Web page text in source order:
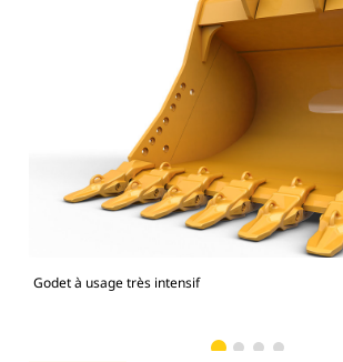
Godet à usage très intensif